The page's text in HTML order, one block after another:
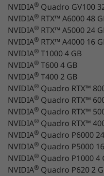
Nok kraft
Få opp ytelsen med
prosessorene og
8000-grafikkort.
grafikkminne og
krevende KI-jobber,
databehandling –
sertifiserte
NVIDIA® Quadro GV100
NVIDIA® RTX™ A6000 48
NVIDIA® RTX™ A5000 24
NVIDIA® RTX™ A4000 16
NVIDIA® T1000 4 GB
NVIDIA® T600 4 GB
NVIDIA® T400 2 GB
NVIDIA® Quadro RTX™
NVIDIA® Quadro RTX™
NVIDIA® Quadro RTX™
NVIDIA® Quadro RTX™
NVIDIA® Quadro P6000
NVIDIA® Quadro P5000
NVIDIA® Quadro P1000 4
NVIDIA® Quadro P620 2